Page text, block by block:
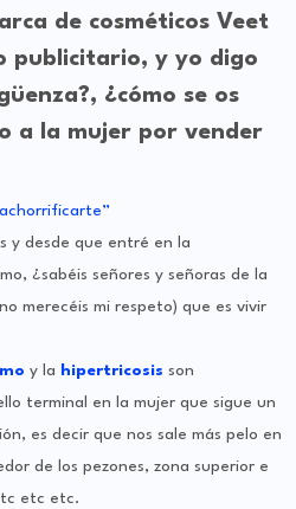
de cosméticos Veet
publicitario, y yo digo
¿cómo se os
a la mujer por vender
y desde que entré en la
¿sabéis señores y señoras de la
merecéis mi respeto) que es vivir
y la hipertricosis son
terminal en la mujer que sigue un
es decir que nos sale más pelo en
de los pezones, zona superior e
etc etc.